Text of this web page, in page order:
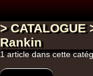
>
Rankin
1 article dans cette